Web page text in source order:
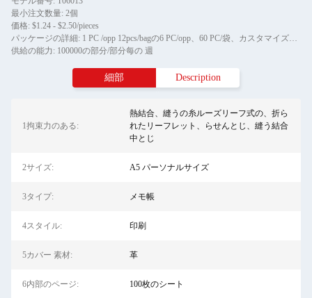
最小注文数量: 2個
価格: $1.24 - $2.50/pieces
パッケージの詳細: 1 PC /opp 12pcs/bagの6 PC/opp、60 PC/袋、カスタマイズされた包装
供給の能力: 100000の部分/部分每の 週
細部 Description
1拘束力のある:
熱結合、縫うの糸ルーズリーフ式の、折ら
れたリーフレット、らせんとじ、縫う結合
中とじ
2サイズ: A5 パーソナルサイズ
3タイプ: メモ帳
4スタイル: 印刷
5カバー 素材: 革
6内部のページ: 100枚のシート